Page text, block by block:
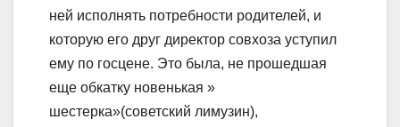
ней исполнять потребности родителей, и
которую его друг директор совхоза уступил
ему по госцене. Это была, не прошедшая
еще обкатку новенькая »
шестерка»(советский лимузин),